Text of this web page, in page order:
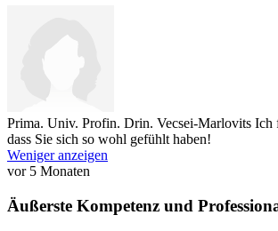
Prima. Univ. Profin. Drin. Vecsei-Marlovits Ich
dass Sie sich so wohl gefühlt haben!
Weniger anzeigen
vor 5 Monaten
Äußerste Kompetenz und